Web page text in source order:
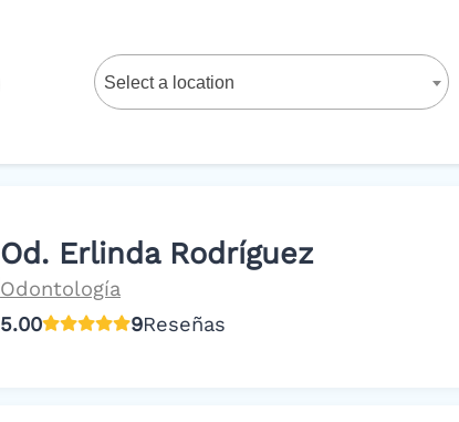
Select a location
Od. Erlinda Rodríguez
Odontología
5.00
9Reseñas